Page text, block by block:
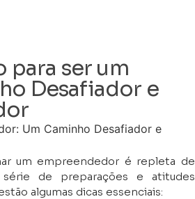
para ser um
Desafiador e
um empreendedor é repleta de
de preparações e atitudes
algumas dicas essenciais: